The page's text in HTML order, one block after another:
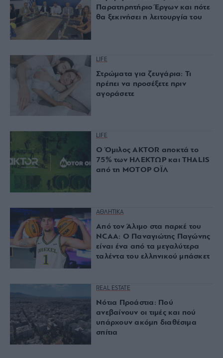
Παρατηρητήριο Έργων και πότε
θα ξεκινήσει η λειτουργία του
LIFE
Στρώματα για ζευγάρια: Τι
πρέπει να προσέξετε πριν
αγοράσετε
LIFE
Ο Όμιλος AKTOR αποκτά το
75% των ΗΛΕΚΤΩΡ και THALIS
από τη ΜΟΤΟΡ ΟΪΛ
ΑΘΛΗΤΙΚΑ
Από τον Άλιμο στα παρκέ του
NCAA: Ο Παναγιώτης Παγώνης
είναι ένα από τα μεγαλύτερα
ταλέντα του ελληνικού μπάσκετ
REAL ESTATE
Νότια Προάστια: Πού
ανεβαίνουν οι τιμές και πού
υπάρχουν ακόμη διαθέσιμα
σπίτια